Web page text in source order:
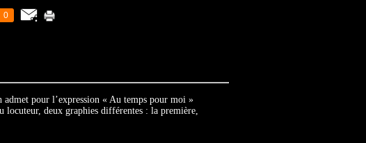
0
pour l’expression « Au temps pour moi »
locuteur, deux graphies différentes : la première,